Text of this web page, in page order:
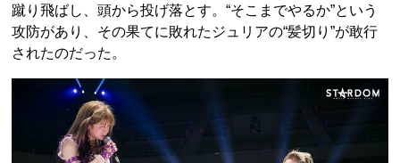
蹴り飛ばし、頭から投げ落とす。“そこまでやるか”という
攻防があり、その果てに敗れたジュリアの“髪切り”が敢行
されたのだった。